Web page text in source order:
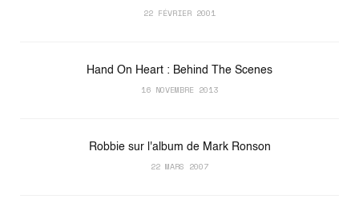
22 FÉVRIER 2001
Hand On Heart : Behind The Scenes
16 NOVEMBRE 2013
Robbie sur l'album de Mark Ronson
22 MARS 2007